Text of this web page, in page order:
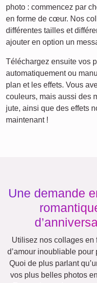
photo : commencez par
en forme de cœur. Nos
différentes tailles et
ajouter en option un
Téléchargez ensuite vos
automatiquement ou
plan et les effets. Vous
couleurs, mais aussi des
jute, ainsi que des effets
maintenant !
Une demande
Utilisez nos collages
d’amour inoubliable
Quoi de plus parlant
vos plus belles photos